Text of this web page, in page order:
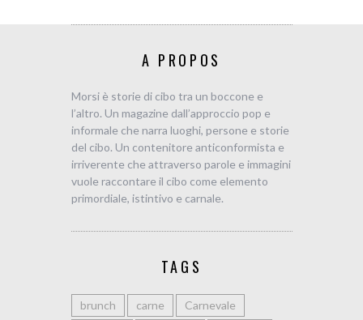
A PROPOS
Morsi è storie di cibo tra un boccone e
l’altro. Un magazine dall’approccio pop e
informale che narra luoghi, persone e storie
del cibo. Un contenitore anticonformista e
irriverente che attraverso parole e immagini
vuole raccontare il cibo come elemento
primordiale, istintivo e carnale.
TAGS
brunch carne
Carnevale